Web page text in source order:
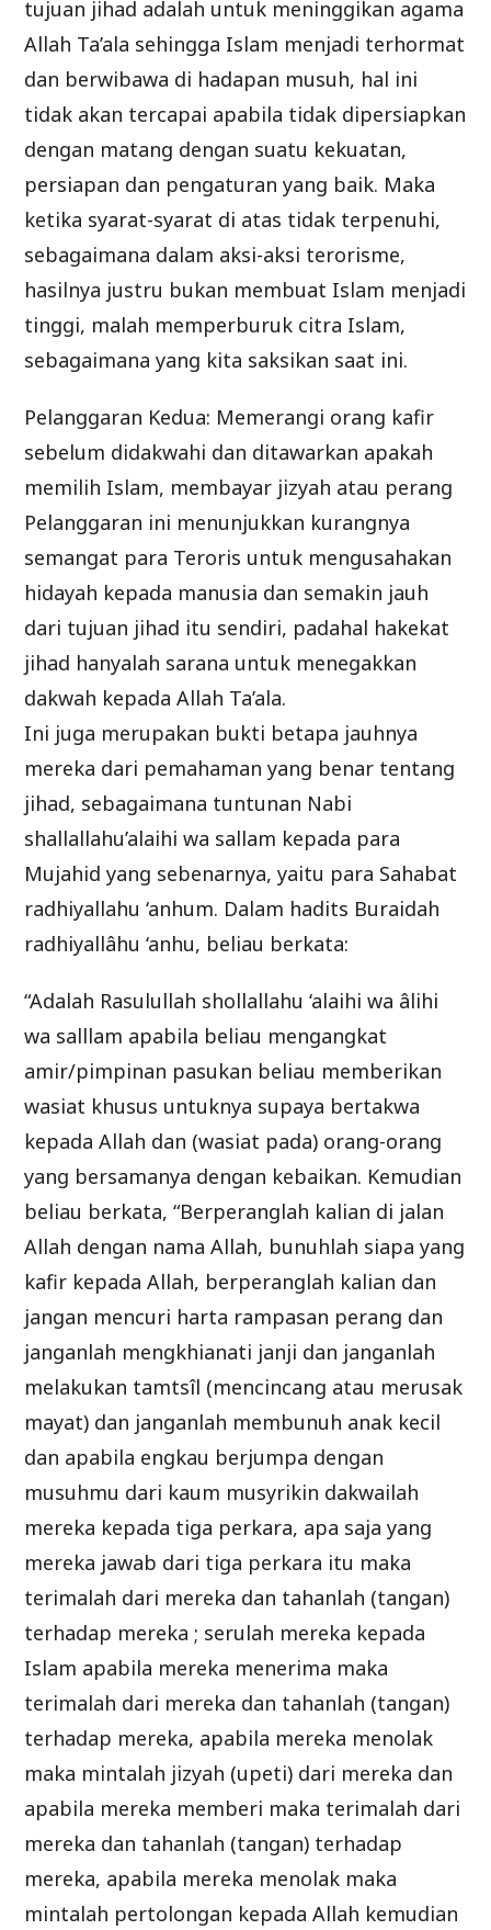
tujuan jihad adalah untuk meninggikan agama
Allah Ta’ala sehingga Islam menjadi terhormat
dan berwibawa di hadapan musuh, hal ini
tidak akan tercapai apabila tidak dipersiapkan
dengan matang dengan suatu kekuatan,
persiapan dan pengaturan yang baik. Maka
ketika syarat-syarat di atas tidak terpenuhi,
sebagaimana dalam aksi-aksi terorisme,
hasilnya justru bukan membuat Islam menjadi
tinggi, malah memperburuk citra Islam,
sebagaimana yang kita saksikan saat ini.
Pelanggaran Kedua: Memerangi orang kafir
sebelum didakwahi dan ditawarkan apakah
memilih Islam, membayar jizyah atau perang
Pelanggaran ini menunjukkan kurangnya
semangat para Teroris untuk mengusahakan
hidayah kepada manusia dan semakin jauh
dari tujuan jihad itu sendiri, padahal hakekat
jihad hanyalah sarana untuk menegakkan
dakwah kepada Allah Ta’ala.
Ini juga merupakan bukti betapa jauhnya
mereka dari pemahaman yang benar tentang
jihad, sebagaimana tuntunan Nabi
shallallahu’alaihi wa sallam kepada para
Mujahid yang sebenarnya, yaitu para Sahabat
radhiyallahu ‘anhum. Dalam hadits Buraidah
radhiyallâhu ‘anhu, beliau berkata:
“Adalah Rasulullah shollallahu ‘alaihi wa âlihi
wa salllam apabila beliau mengangkat
amir/pimpinan pasukan beliau memberikan
wasiat khusus untuknya supaya bertakwa
kepada Allah dan (wasiat pada) orang-orang
yang bersamanya dengan kebaikan. Kemudian
beliau berkata, “Berperanglah kalian di jalan
Allah dengan nama Allah, bunuhlah siapa yang
kafir kepada Allah, berperanglah kalian dan
jangan mencuri harta rampasan perang dan
janganlah mengkhianati janji dan janganlah
melakukan tamtsîl (mencincang atau merusak
mayat) dan janganlah membunuh anak kecil
dan apabila engkau berjumpa dengan
musuhmu dari kaum musyrikin dakwailah
mereka kepada tiga perkara, apa saja yang
mereka jawab dari tiga perkara itu maka
terimalah dari mereka dan tahanlah (tangan)
terhadap mereka ; serulah mereka kepada
Islam apabila mereka menerima maka
terimalah dari mereka dan tahanlah (tangan)
terhadap mereka, apabila mereka menolak
maka mintalah jizyah (upeti) dari mereka dan
apabila mereka memberi maka terimalah dari
mereka dan tahanlah (tangan) terhadap
mereka, apabila mereka menolak maka
mintalah pertolongan kepada Allah kemudian